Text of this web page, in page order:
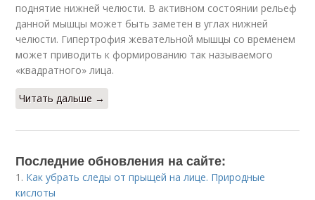
поднятие нижней челюсти. В активном состоянии рельеф
данной мышцы может быть заметен в углах нижней
челюсти. Гипертрофия жевательной мышцы со временем
может приводить к формированию так называемого
«квадратного» лица.
Читать дальше →
Последние обновления на сайте:
1. Как убрать следы от прыщей на лице. Природные
кислоты